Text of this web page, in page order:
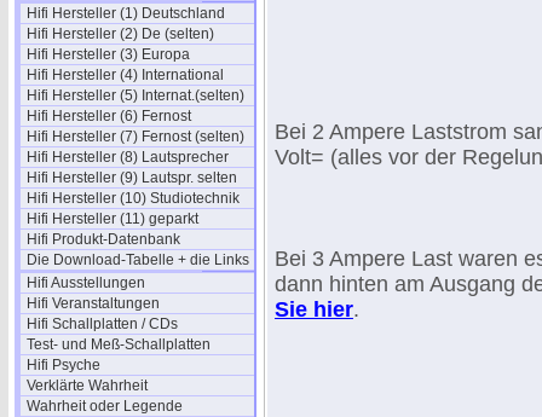
Hifi Hersteller (1) Deutschland
Hifi Hersteller (2) De (selten)
Hifi Hersteller (3) Europa
Hifi Hersteller (4) International
Hifi Hersteller (5) Internat.(selten)
Hifi Hersteller (6) Fernost
Hifi Hersteller (7) Fernost (selten)
Hifi Hersteller (8) Lautsprecher
Hifi Hersteller (9) Lautspr. selten
Hifi Hersteller (10) Studiotechnik
Hifi Hersteller (11) geparkt
Hifi Produkt-Datenbank
Die Download-Tabelle + die Links
Hifi Ausstellungen
Hifi Veranstaltungen
Hifi Schallplatten / CDs
Test- und Meß-Schallplatten
Hifi Psyche
Verklärte Wahrheit
Wahrheit oder Legende
Bei 2 Ampere Laststrom
Volt= (alles vor der
Bei 3 Ampere Last waren
dann hinten am Ausgang
Sie hier.